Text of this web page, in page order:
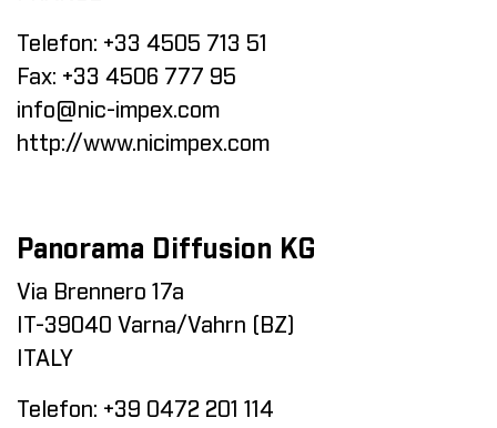
Telefon: +33 4505 713 51
Fax: +33 4506 777 95
info@nic-impex.com
http://www.nicimpex.com
Panorama Diffusion KG
Via Brennero 17a
IT-39040 Varna/Vahrn (BZ)
ITALY
Telefon: +39 0472 201 114